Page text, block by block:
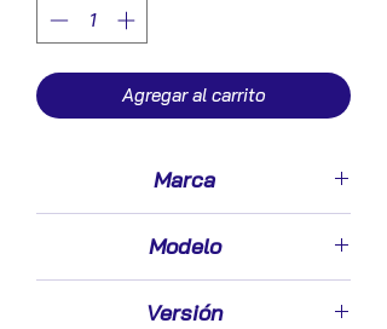
Agregar al carrito
Marca
Modelo
Versión